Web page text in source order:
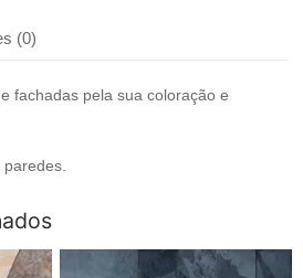
(0)
fachadas pela sua coloração e